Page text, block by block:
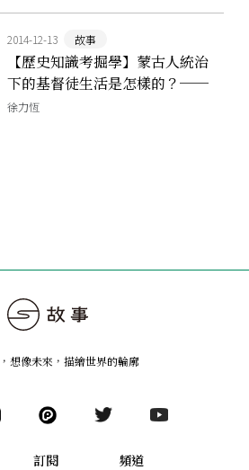
2014-12-13 故事
【歷史知識考掘學】蒙古人統治
下的基督徒生活是怎樣的？──
俄羅斯發現金帳汗國城市的基督
徐力恆
想像未來 ， 描繪世界的輪廓
訂閱 頻道